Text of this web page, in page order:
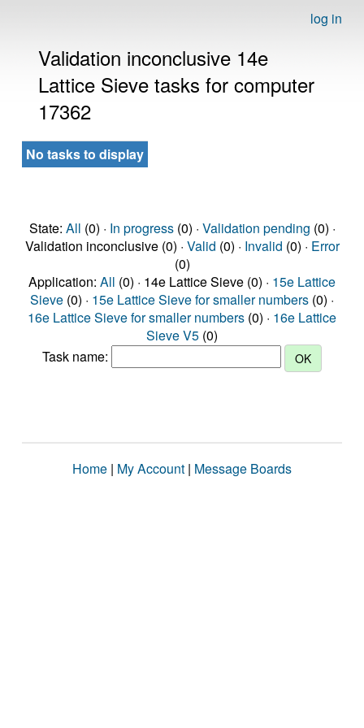
log in
Validation inconclusive 14e
Lattice Sieve tasks for computer
17362
No tasks to display
State: All (0) · In progress(0) · Validation pending (0) ·
Validation inconclusive (0) · Valid (0) · Invalid (0) · Error
(0)
Application: All (0) · 14e Lattice Sieve (0) · 15e Lattice
Sieve (0) · 15e Lattice Sieve for smaller numbers (0) ·
16e Lattice Sieve for smaller numbers (0) · 16e Lattice
Sieve V5 (0)
Task name:
Home | My Account | Message Boards